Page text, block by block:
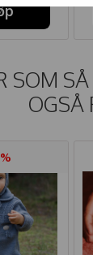
SOM
OGSÅ